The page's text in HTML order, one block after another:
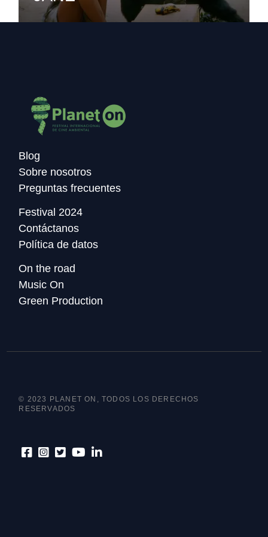
Blog
Sobre nosotros
Preguntas frecuentes
Festival 2024
Contáctanos
Política de datos
On the road
Music On
Green Production
© 2023 PLANET ON, TODOS LOS DERECHOS
RESERVADOS